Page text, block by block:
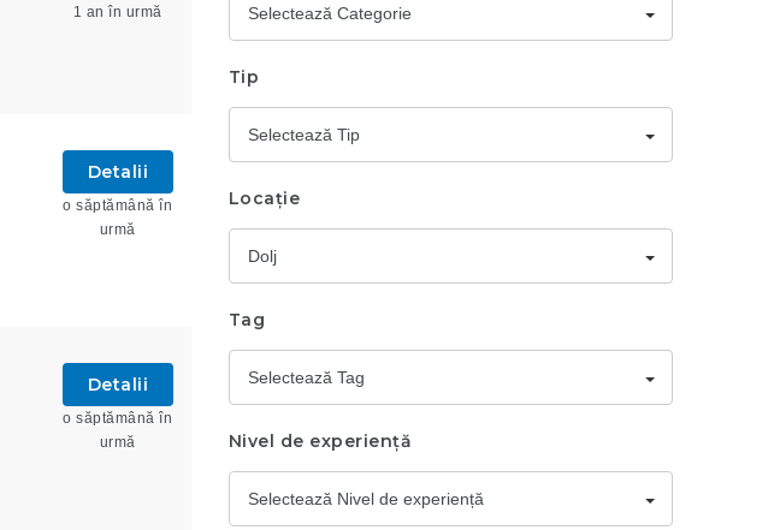
1 an în urmă
Detalii
o săptămână în
urmă
Detalii
o săptămână în
urmă
Selectează Categorie
Tip
Selectează Tip
Locație
Dolj
Tag
Selectează Tag
Nivel de experiență
Selectează Nivel de experiență